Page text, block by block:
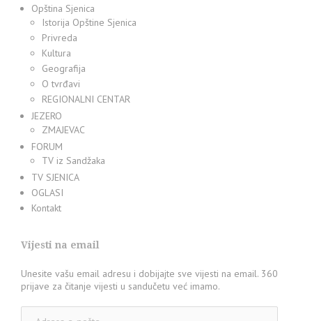
Opština Sjenica
Istorija Opštine Sjenica
Privreda
Kultura
Geografija
O tvrđavi
REGIONALNI CENTAR
JEZERO
ZMAJEVAC
FORUM
TV iz Sandžaka
TV SJENICA
OGLASI
Kontakt
Vijesti na email
Unesite vašu email adresu i dobijajte sve vijesti na email. 360
prijave za čitanje vijesti u sandučetu već imamo.